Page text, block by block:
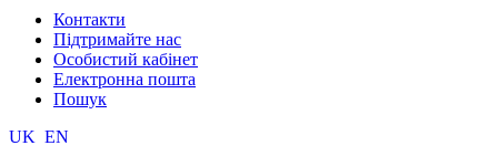
Контакти
Підтримайте нас
Особистий кабінет
Електронна пошта
Пошук
UK EN